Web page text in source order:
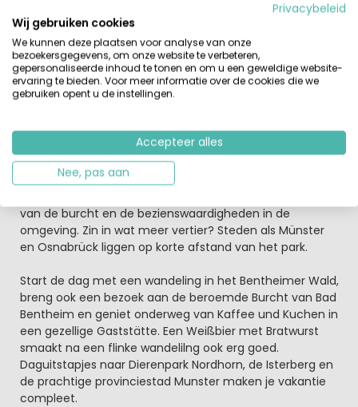
Voor de jongste bezoekers is er een
indoorspeeltuin en Koos zorgt voor veel gezelligheid. Ook
liggen er verspreid over het park kleine speeltuintjes.
Voor de dagelijkse boodschappen kun je op het park
terecht.
Het graafschap Bad Bentheim is een glooiend, bosrijk
gebied. Hier kom je echt tot rust. Maak een mooie
wandel- of fietstochten geniet van een
wellnessbehandeling
met het geneeskrachtige water
van de burcht en de bezienswaardigheden in de
omgeving. Zin in wat meer vertier? Steden als Münster
en Osnabrück liggen op korte afstand van het park.
Start de dag met een wandeling in het Bentheimer Wald,
breng ook een bezoek aan de beroemde Burcht van Bad
Bentheim en geniet onderweg van Kaffee und Kuchen in
een gezellige Gaststätte. Een Weißbier met Bratwurst
smaakt na een flinke wandelilng ook erg goed.
Daguitstapjes naar Dierenpark Nordhorn, de Isterberg en
de prachtige provinciestad Munster maken je vakantie
compleet.
Privacybeleid
Wij gebruiken cookies
We kunnen deze plaatsen voor analyse van onze
bezoekersgegevens, om onze website te verbeteren,
gepersonaliseerde inhoud te tonen en om u een geweldige website-
ervaring te bieden. Voor meer informatie over de cookies die we
gebruiken opent u de instellingen.
Accepteer alles
Nee, pas aan